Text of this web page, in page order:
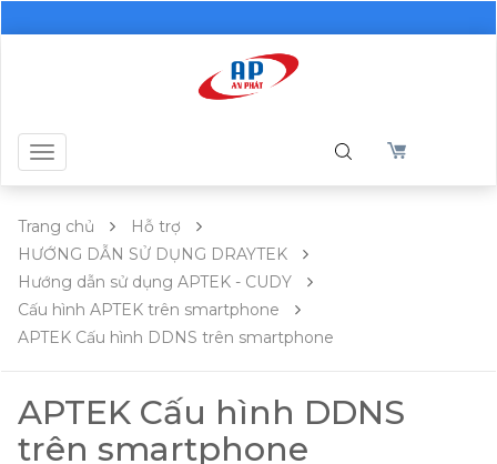
Toggle
navigation
Trang chủ
Hỗ trợ
HƯỚNG DẪN SỬ DỤNG DRAYTEK
Hướng dẫn sử dụng APTEK - CUDY
Cấu hình APTEK trên smartphone
APTEK Cấu hình DDNS trên smartphone
APTEK Cấu hình DDNS
trên smartphone